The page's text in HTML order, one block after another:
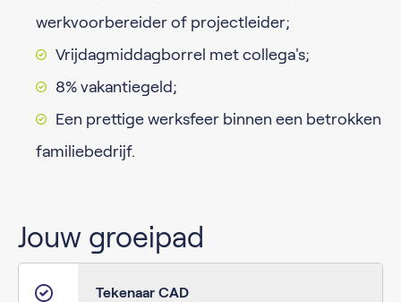
werkvoorbereider of projectleider;
Vrijdagmiddagborrel met collega's;
8% vakantiegeld;
Een prettige werksfeer binnen een betrokken
familiebedrijf.
Jouw groeipad
Tekenaar CAD